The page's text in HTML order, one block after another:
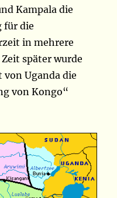
Kampala die
für die
in mehrere
später wurde
Uganda die
von Kongo“